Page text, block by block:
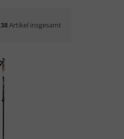
38Artikel insgesamt